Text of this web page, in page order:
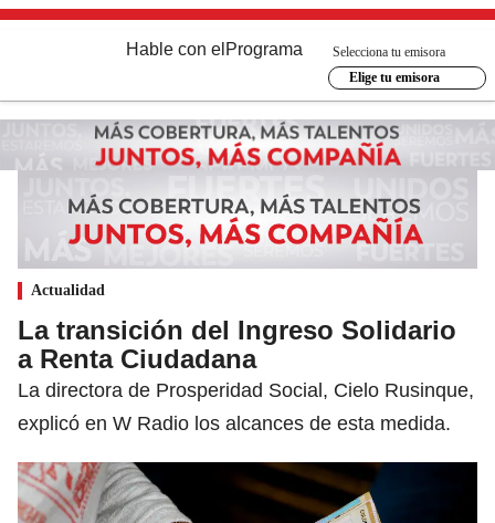
Hable con el Programa
Selecciona tu emisora
Elige tu emisora
Actualidad
La transición del Ingreso Solidario
a Renta Ciudadana
La directora de Prosperidad Social, Cielo Rusinque,
explicó en W Radio los alcances de esta medida.